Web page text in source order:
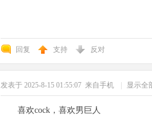
回复 支持 反对
发表于 2025-8-15 01:55:07 来自手机 显示全
喜欢cock，喜欢男巨人